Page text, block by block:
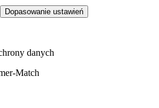
Dopasowanie ustawień
danych
Match